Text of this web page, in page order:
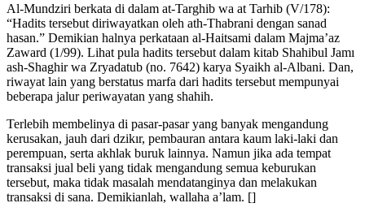
Al-Mundziri berkata di dalam at-Targhib wa at Tarhib (V/178):
“Hadits tersebut diriwayatkan oleh ath-Thabrani dengan sanad
hasan.” Demikian halnya perkataan al-Haitsami dalam Majma’az
Zaward (1/99). Lihat pula hadits tersebut dalam kitab Shahibul Jamı
ash-Shaghir wa Zryadatub (no. 7642) karya Syaikh al-Albani. Dan,
riwayat lain yang berstatus marfa dari hadits tersebut mempunyai
beberapa jalur periwayatan yang shahih.
Terlebih membelinya di pasar-pasar yang banyak mengandung
kerusakan, jauh dari dzikır, pembauran antara kaum laki-laki dan
perempuan, serta akhlak buruk lainnya. Namun jika ada tempat
transaksi jual beli yang tidak mengandung semua keburukan
tersebut, maka tidak masalah mendatanginya dan melakukan
transaksi di sana. Demikianlah, wallaha a’lam. []